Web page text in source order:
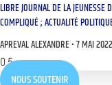
LIBRE JOURNAL DE LA
COMPLIQUÉ ; ACTUALITÉ
APREVAL ALEXANDRE 7 MAI 2022
NOUS SOUTENIR